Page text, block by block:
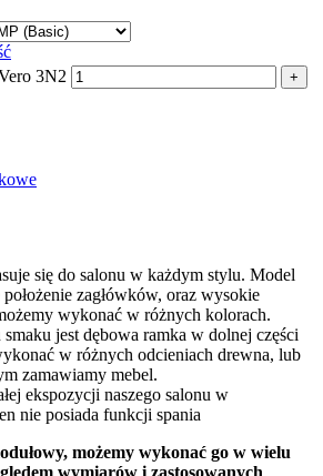
3N2
się do salonu w każdym stylu. Model
zagłówków, oraz wysokie
wykonać w różnych kolorach.
jest dębowa ramka w dolnej części
w różnych odcieniach drewna, lub
zamawiamy mebel.
ekspozycji naszego salonu w
nie posiada funkcji spania
możemy wykonać go w wielu
wymiarów i zastosowanych